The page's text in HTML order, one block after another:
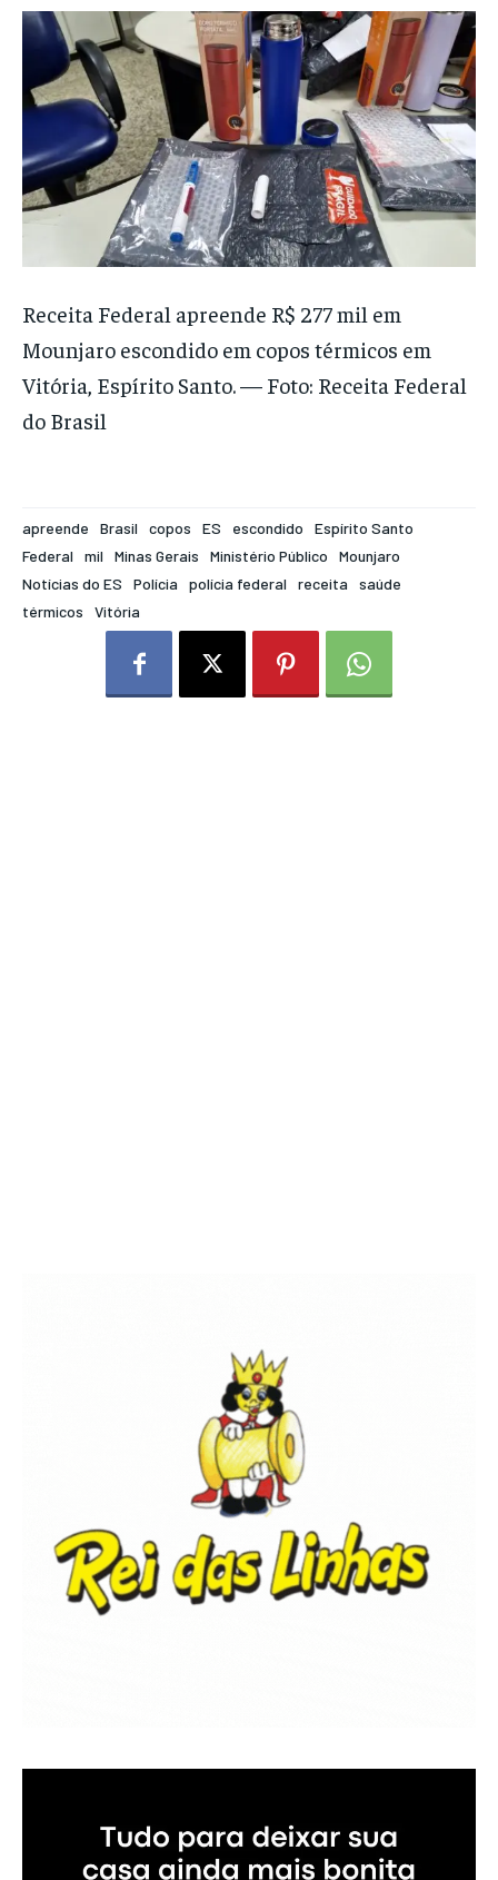
Receita Federal apreende R$ 277 mil em
Mounjaro escondido em copos térmicos em
Vitória, Espírito Santo. — Foto: Receita Federal
do Brasil
apreende Brasil copos ES escondido
Espírito Santo
Federal
mil Minas Gerais Ministério Público
Mounjaro
Notícias do ES
Polícia polícia federal receita
saúde
térmicos
Vitória